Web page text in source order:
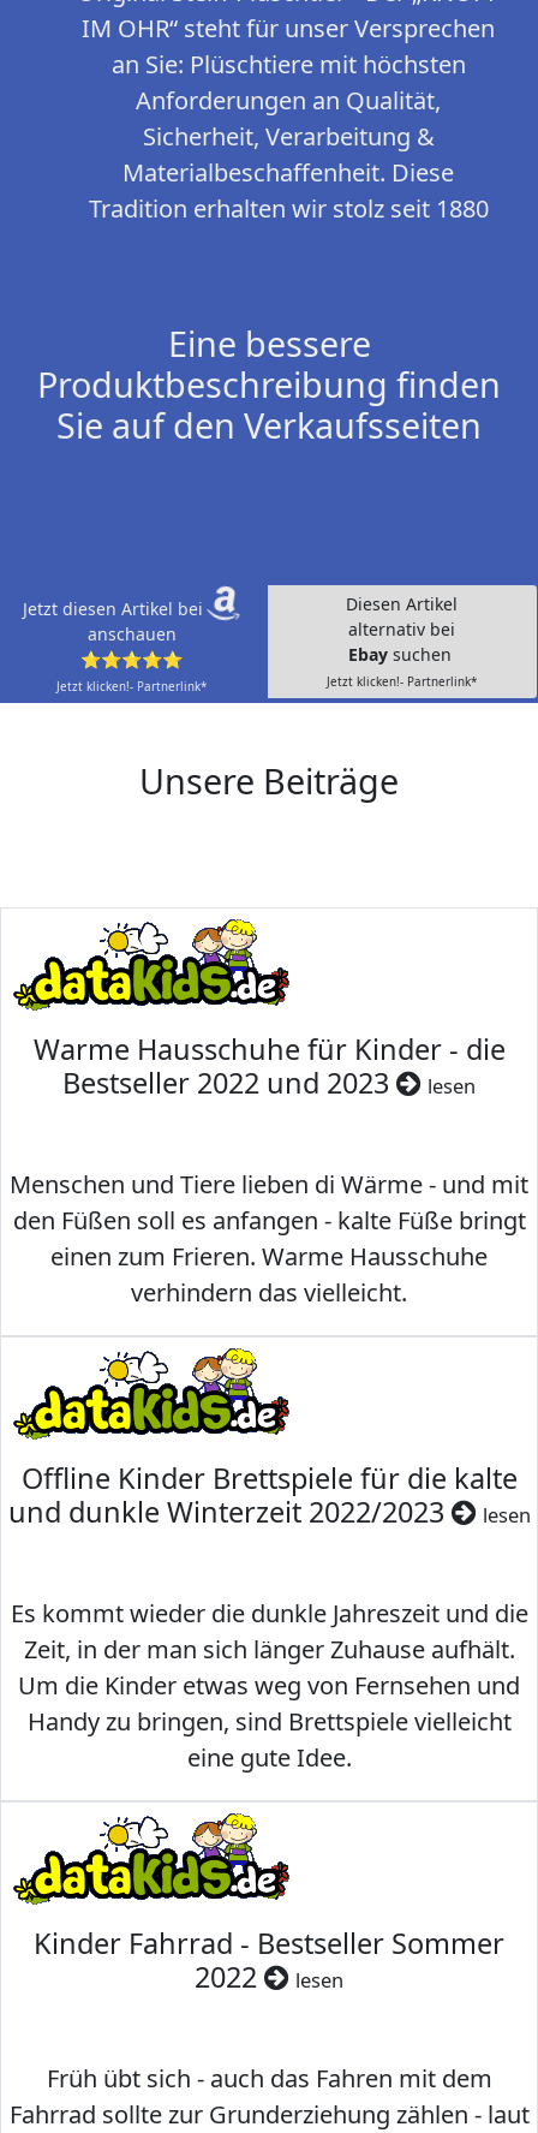
IM OHR“ steht für unser Versprechen
an Sie: Plüschtiere mit höchsten
Anforderungen an Qualität,
Sicherheit, Verarbeitung &
Materialbeschaffenheit. Diese
Tradition erhalten wir stolz seit 1880
Eine bessere
Produktbeschreibung finden
Sie auf den Verkaufsseiten
Jetzt diesen Artikel bei
anschauen
⭐⭐⭐⭐⭐
Jetzt klicken!- Partnerlink*
Diesen Artikel
alternativ bei
Ebay suchen
Jetzt klicken!- Partnerlink*
Unsere Beiträge
Warme Hausschuhe für Kinder - die
Bestseller 2022 und 2023
lesen
Menschen und Tiere lieben di Wärme - und mit
den Füßen soll es anfangen - kalte Füße bringt
einen zum Frieren. Warme Hausschuhe
verhindern das vielleicht.
Offline Kinder Brettspiele für die kalte
und dunkle Winterzeit 2022/2023
lesen
Es kommt wieder die dunkle Jahreszeit und die
Zeit, in der man sich länger Zuhause aufhält.
Um die Kinder etwas weg von Fernsehen und
Handy zu bringen, sind Brettspiele vielleicht
eine gute Idee.
Kinder Fahrrad - Bestseller Sommer
2022
lesen
Früh übt sich - auch das Fahren mit dem
Fahrrad sollte zur Grunderziehung zählen - laut